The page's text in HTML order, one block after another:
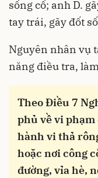
sống cổ; anh D.
tay trái, gãy đốt
Nguyên nhân vụ
năng điều tra,
Theo Điều 7
phủ về vi
hành vi thả
hoặc nơi công
đường, vỉa hè,